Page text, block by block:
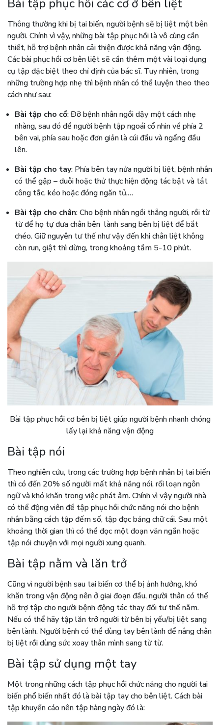
Bài tập phục hồi các cơ ở bên liệt
Thông thường khi bị tai biến, người bệnh sẽ bị liệt một bên
người. Chính vì vậy, những bài tập phục hồi là vô cùng cần
thiết, hỗ trợ bệnh nhân cải thiện được khả năng vận động.
Các bài phục hồi cơ bên liệt sẽ cần thêm một vài loại dụng
cụ tập đặc biệt theo chỉ định của bác sĩ. Tuy nhiên, trong
những trường hợp nhẹ thì bệnh nhân có thể luyện theo theo
cách như sau:
Bài tập cho cổ: Đỡ bệnh nhân ngồi dậy một cách nhẹ
nhàng, sau đó để người bệnh tập ngoái cổ nhìn về phía 2
bên vai, phía sau hoặc đơn giản là cúi đầu và ngẩng đầu
lên.
Bài tập cho tay: Phía bên tay nửa người bị liệt, bệnh nhân
có thể gập – duỗi hoặc thử thực hiện động tác bật và tắt
công tắc, kéo hoặc đóng ngăn tủ,…
Bài tập cho chân: Cho bệnh nhân ngồi thẳng người, rồi từ
từ để họ tự đưa chân bên lành sang bên bị liệt để bắt
chéo. Giữ nguyên tư thế như vậy đến khi chân liệt không
còn run, giật thì dừng, trong khoảng tầm 5-10 phút.
Bài tập phục hồi cơ bên bị liệt giúp người bệnh nhanh chóng
lấy lại khả năng vận động
Bài tập nói
Theo nghiên cứu, trong các trường hợp bệnh nhân bị tai biến
thì có đến 20% số người mất khả năng nói, rối loạn ngôn
ngữ và khó khăn trong việc phát âm. Chính vì vậy người nhà
có thể động viên để tập phục hồi chức năng nói cho bệnh
nhân bằng cách tập đếm số, tập đọc bảng chữ cái. Sau một
khoảng thời gian thì có thể đọc một đoạn văn ngắn hoặc
tập nói chuyện với mọi người xung quanh.
Bài tập nằm và lăn trở
Cũng vì người bệnh sau tai biến cơ thể bị ảnh hưởng, khó
khăn trong vận động nên ở giai đoạn đầu, người thân có thể
hỗ trợ tập cho người bệnh động tác thay đổi tư thế nằm.
Nếu có thể hãy tập lăn trở người từ bên bị yếu/bị liệt sang
bên lành. Người bệnh có thể dùng tay bên lành để nâng chân
bị liệt rồi dùng sức xoay thân mình sang từ từ.
Bài tập sử dụng một tay
Một trong những cách tập phục hồi chức năng cho người tai
biến phổ biến nhất đó là bài tập tay cho bên liệt. Cách bài
tập khuyến cáo nên tập hàng ngày đó là: